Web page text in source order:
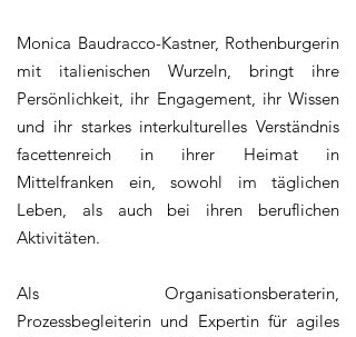
Monica Baudracco-Kastner, Rothenburgerin
mit italienischen Wurzeln, bringt ihre
Persönlichkeit, ihr Engagement, ihr Wissen
und ihr starkes interkulturelles Verständnis
facettenreich in ihrer Heimat in
Mittelfranken ein, sowohl im täglichen
Leben, als auch bei ihren beruflichen
Aktivitäten.
Als Organisationsberaterin,
Prozessbegleiterin und Expertin für agiles